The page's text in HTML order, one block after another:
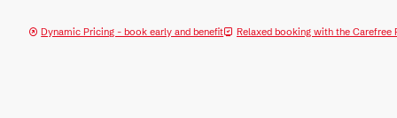
Dynamic Pricing - book early and benefit Relaxed booking with the Carefree